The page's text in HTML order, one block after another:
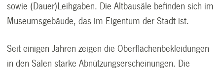
sowie (Dauer)Leihgaben. Die Altbausäle befinden sich im
Museumsgebäude, das im Eigentum der Stadt ist.
Seit einigen Jahren zeigen die Oberflächenbekleidungen
in den Sälen starke Abnützungserscheinungen. Die